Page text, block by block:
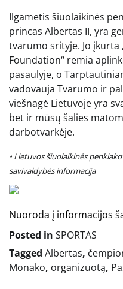
Ilgametis šiuolaikinės
princas Albertas II, yra
tvarumo srityje. Jo įkurta
Foundation“ remia
pasaulyje, o
vadovauja Tvarumo ir
viešnagė Lietuvoje yra
bet ir mūsų šalies
darbotvarkėje.
• Lietuvos šiuolaikinės
savivaldybės informacija
Nuoroda į informacijos
Posted in SPORTAS
Tagged Albertas,
Monako, organizuotą,